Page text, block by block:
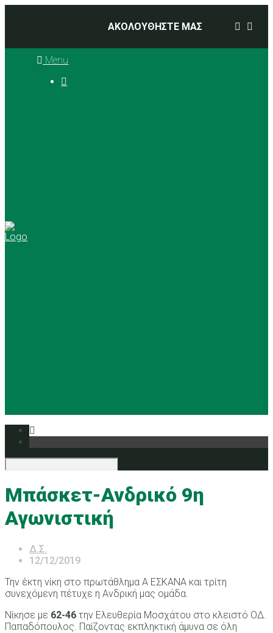
ΑΚΟΛΟΥΘΗΣΤΕ ΜΑΣ
Menu

Μπάσκετ-Ανδρικό 9η
Αγωνιστική
Δ.Σ.
12/12/2019
Την έκτη νίκη στο πρωτάθλημα Α ΕΣΚΑΝΑ και τρίτη
συνεχόμενη πέτυχε η Ανδρική μας ομάδα.
Νίκησε με 62-46 την Ελευθερία Μοσχάτου στο κλειστό ΟΔ.
Παπαδόπουλος. Παίζοντας εκπληκτική άμυνα σε όλη